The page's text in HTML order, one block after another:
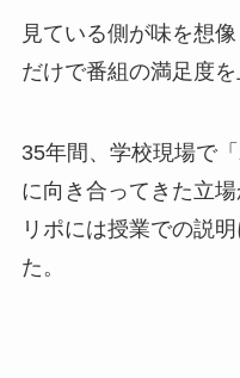
見ている側が味を想
だけで番組の満足度を
35年間、学校現場で
に向き合ってきた立
リポには授業での説
た。